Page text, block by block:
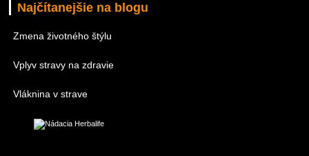
Najčítanejšie na blogu
Zmena životného štýlu
Vplyv stravy na zdravie
Vláknina v strave